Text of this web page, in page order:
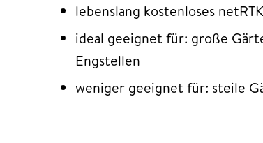
lebenslang kostenloses
ideal geeignet für: große
Engstellen
weniger geeignet für: steile